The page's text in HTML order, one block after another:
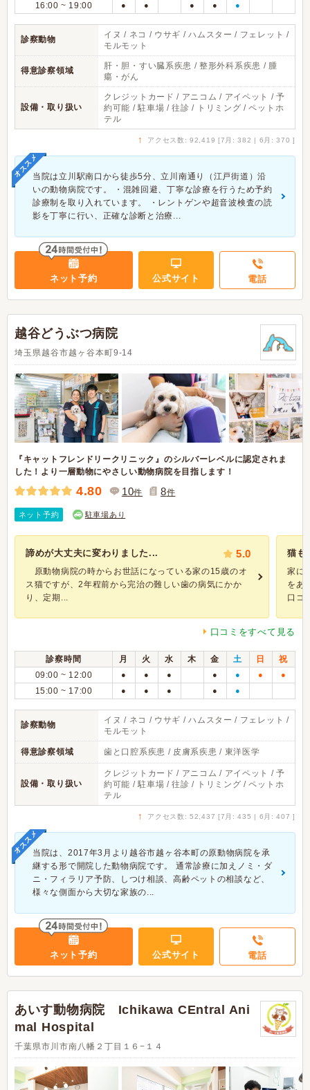
16:00 ~ 19:00 ● ● ● ● ●
診察動物
イヌ / ネコ / ウサギ / ハムスター / フェレット /
モルモット
得意診察領域
肝・胆・すい臓系疾患 / 整形外科系疾患 / 腫
瘍・がん
設備・取り扱い
クレジットカード / アニコム / アイペット / 予
約可能 / 駐車場 / 往診 / トリミング / ペットホ
テル
↑ アクセス数: 92,419 [7月: 382 | 6月: 370 ]
オススメ当院は立川駅南口から徒歩5分、立川南通り（江戸街道）沿
いの動物病院です。 ・混雑回避、丁寧な診療を行うため予約
診療制を取り入れています。 ・レントゲンや超音波検査の読
影を丁寧に行い、正確な診断と治療...
ネット予約 公式サイト 電話
越谷どうぶつ病院
埼玉県越谷市越ヶ谷本町9-14
『キャットフレンドリークリニック』のシルバーレベルに認定されま
した！より一層動物にやさしい動物病院を目指します！
4.80 10件 8件
ネット予約 駐車場あり
諦めが大丈夫に変わりました... 5.0
原動物病院の時からお世話になっている家の15歳のオ
ス猫ですが、2年程前から完治の難しい歯の病気にかか
り、定期...
猫も
家に
をあ
口コ
口コミをすべて見る
診察時間 月 火 水 木 金 土 日
祝
09:00 ~ 12:00
● ● ● ● ● ● ●
15:00 ~ 17:00 ● ● ● ● ●
診察動物
イヌ / ネコ / ウサギ / ハムスター / フェレット /
モルモット
得意診察領域 歯と口腔系疾患 / 皮膚系疾患 / 東洋医学
設備・取り扱い
クレジットカード / アニコム / アイペット / 予
約可能 / 駐車場 / 往診 / トリミング / ペットホ
テル
↑ アクセス数: 52,437 [7月: 435 | 6月: 407 ]
オススメ当院は、2017年3月より越谷市越ヶ谷本町の原動物病院を承
継する形で開院した動物病院です。 通常診療に加えノミ・ダ
ニ・フィラリア予防、しつけ相談、高齢ペットの相談など、
様々な側面から大切な家族の...
ネット予約 公式サイト 電話
あいす動物病院 Ichikawa CEntral Ani
mal Hospital
千葉県市川市南八幡２丁目１６−１４